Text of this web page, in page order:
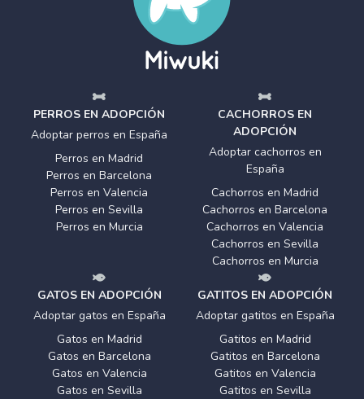
PERROS EN ADOPCIÓN
Adoptar perros en España
Perros en Madrid
Perros en Barcelona
Perros en Valencia
Perros en Sevilla
Perros en Murcia
CACHORROS EN
ADOPCIÓN
Adoptar cachorros en
España
Cachorros en Madrid
Cachorros en Barcelona
Cachorros en Valencia
Cachorros en Sevilla
Cachorros en Murcia
GATOS EN ADOPCIÓN
Adoptar gatos en España
Gatos en Madrid
Gatos en Barcelona
Gatos en Valencia
Gatos en Sevilla
GATITOS EN ADOPCIÓN
Adoptar gatitos en España
Gatitos en Madrid
Gatitos en Barcelona
Gatitos en Valencia
Gatitos en Sevilla